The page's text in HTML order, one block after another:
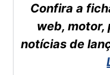
Confira a
web, motor,
notícias de